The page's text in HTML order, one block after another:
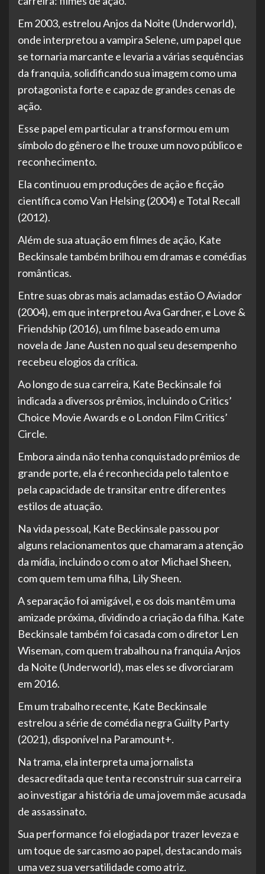
Em 2003, estrelou Anjos da Noite (Underworld),
onde interpretou a vampira Selene, um papel que
se tornaria marcante e levaria a várias sequências
da franquia, solidificando sua imagem como uma
protagonista forte e capaz de grandes cenas de
ação.
Esse papel em particular a transformou em um
símbolo do gênero e lhe trouxe um novo público e
reconhecimento.
Ela continuou em produções de ação e ficção
científica como Van Helsing (2004) e Total Recall
(2012).
Além de sua atuação em filmes de ação, Kate
Beckinsale também brilhou em dramas e comédias
românticas.
Entre suas obras mais aclamadas estão O Aviador
(2004), em que interpretou Ava Gardner, e Love &
Friendship (2016), um filme baseado em uma
novela de Jane Austen no qual seu desempenho
recebeu elogios da crítica.
Ao longo de sua carreira, Kate Beckinsale foi
indicada a diversos prêmios, incluindo o Critics’
Choice Movie Awards e o London Film Critics’
Circle.
Embora ainda não tenha conquistado prêmios de
grande porte, ela é reconhecida pelo talento e
pela capacidade de transitar entre diferentes
estilos de atuação.
Na vida pessoal, Kate Beckinsale passou por
alguns relacionamentos que chamaram a atenção
da mídia, incluindo o com o ator Michael Sheen,
com quem tem uma filha, Lily Sheen.
A separação foi amigável, e os dois mantêm uma
amizade próxima, dividindo a criação da filha. Kate
Beckinsale também foi casada com o diretor Len
Wiseman, com quem trabalhou na franquia Anjos
da Noite (Underworld), mas eles se divorciaram
em 2016.
Em um trabalho recente, Kate Beckinsale
estrelou a série de comédia negra Guilty Party
(2021), disponível na Paramount+.
Na trama, ela interpreta uma jornalista
desacreditada que tenta reconstruir sua carreira
ao investigar a história de uma jovem mãe acusada
de assassinato.
Sua performance foi elogiada por trazer leveza e
um toque de sarcasmo ao papel, destacando mais
uma vez sua versatilidade como atriz.